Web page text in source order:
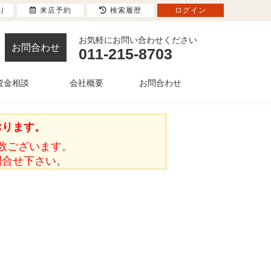
お問合わせ
お気軽にお問い合わせください
011-215-8703
金相談 会社概要 お問合わせ
ます。
ざいます。
せ下さい。
来店予約 検索履歴 ログイン